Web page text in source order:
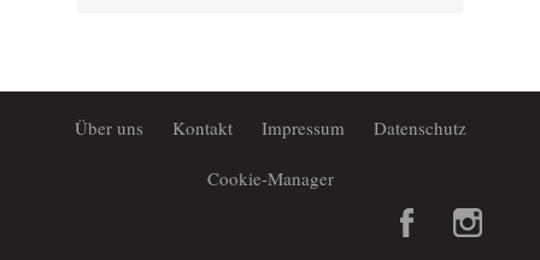
Über uns Kontakt Impressum Datenschutz
Cookie-Manager